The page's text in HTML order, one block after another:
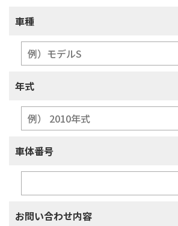
車種
年式
車体番号
お問い合わせ内容